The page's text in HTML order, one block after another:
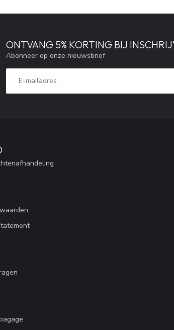
ONTVANG 5% KORTING BIJ
Abonneer op onze nieuwsbrief